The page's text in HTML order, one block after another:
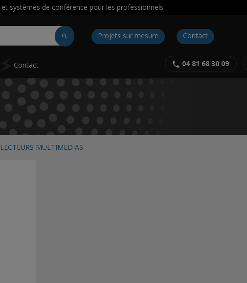
systèmes de conférence pour les professionnels
Projets sur mesure Contact
04 81 68 30 09
Contact
LECTEURS MULTIMEDIAS